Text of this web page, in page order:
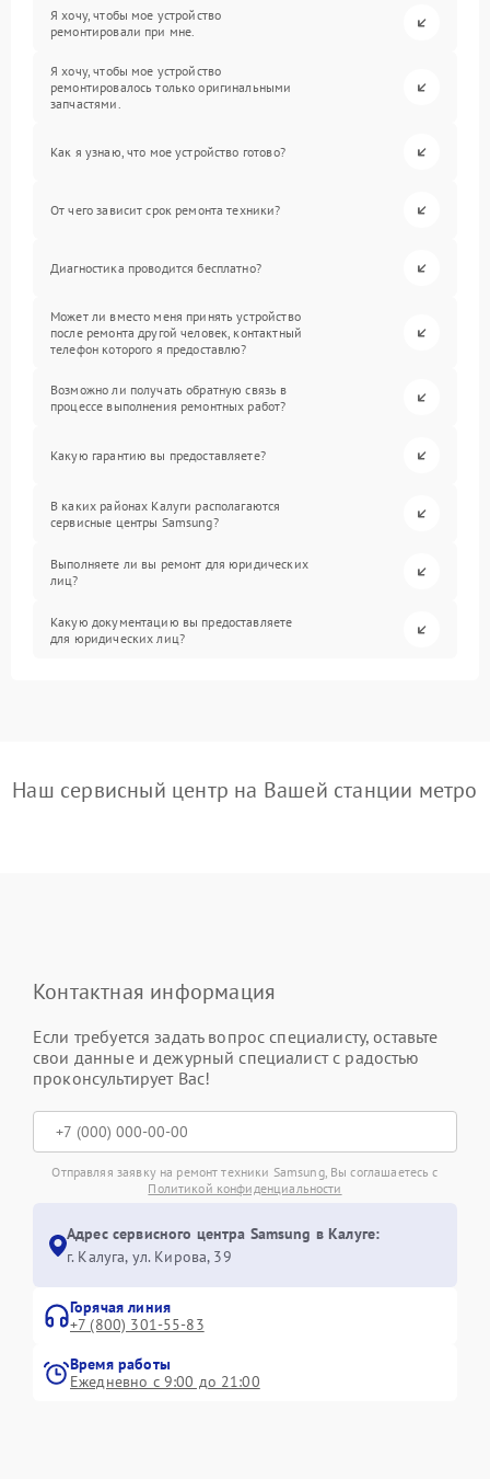
Я хочу, чтобы мое устройство
ремонтировали при мне.
Я хочу, чтобы мое устройство
ремонтировалось только оригинальными
запчастями.
Как я узнаю, что мое устройство готово?
От чего зависит срок ремонта техники?
Диагностика проводится бесплатно?
Может ли вместо меня принять устройство
после ремонта другой человек, контактный
телефон которого я предоставлю?
Возможно ли получать обратную связь в
процессе выполнения ремонтных работ?
Какую гарантию вы предоставляете?
В каких районах Калуги располагаются
сервисные центры Samsung?
Выполняете ли вы ремонт для юридических
лиц?
Какую документацию вы предоставляете
для юридических лиц?
Наш сервисный центр на Вашей станции метро
Контактная информация
Если требуется задать вопрос специалисту, оставьте
свои данные и дежурный специалист с радостью
проконсультирует Вас!
Отправляя заявку на ремонт техники Samsung, Вы соглашаетесь с
Политикой конфиденциальности
Адрес сервисного центра Samsung в Калуге:
г. Калуга, ул. Кирова, 39
Горячая линия
+7 (800) 301-55-83
Время работы
Ежедневно с 9:00 до 21:00